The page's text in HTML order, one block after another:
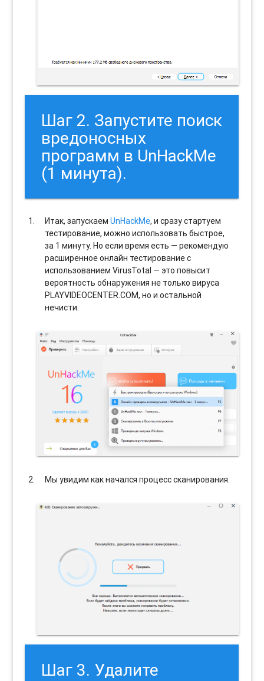
Шаг 2. Запустите поиск
вредоносных
программ в UnHackMe
(1 минута).
Итак, запускаемUnHackMe, и сразу стартуем
тестирование, можно использовать быстрое,
за 1 минуту. Но если время есть — рекомендую
расширенное онлайн тестирование с
использованием VirusTotal — это повысит
вероятность обнаружения не только вируса
PLAYVIDEOCENTER.COM, но и остальной
нечисти.
Мы увидим как начался процесс сканирования.
Шаг 3. Удалите